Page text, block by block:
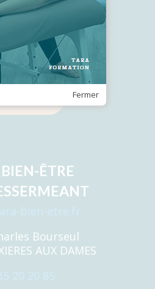
Newsletter
ÊTRE
bien-etre.fr
Bourseul
AUX DAMES
20 20 85
Fermer